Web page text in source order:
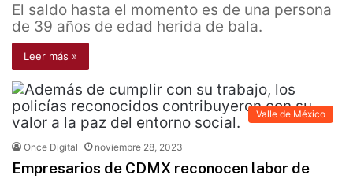
El saldo hasta el momento es de una persona
de 39 años de edad herida de bala.
Leer más »
Valle de México
Once Digital noviembre 28, 2023
Empresarios de CDMX reconocen labor de